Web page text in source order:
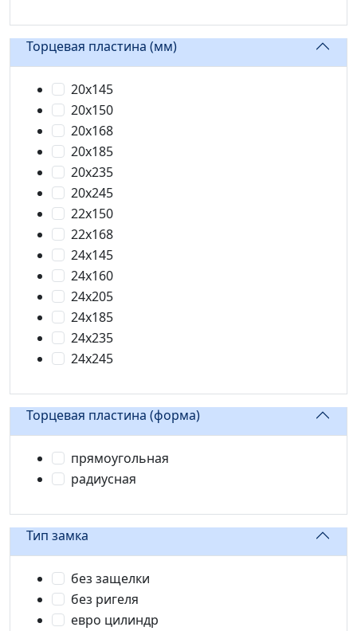
Торцевая пластина (мм)
20x145
20x150
20x168
20х185
20х235
20x245
22x150
22x168
24x145
24x160
24x205
24х185
24х235
24x245
Торцевая пластина (форма)
прямоугольная
радиусная
Тип замка
без защелки
без ригеля
евро цилиндр